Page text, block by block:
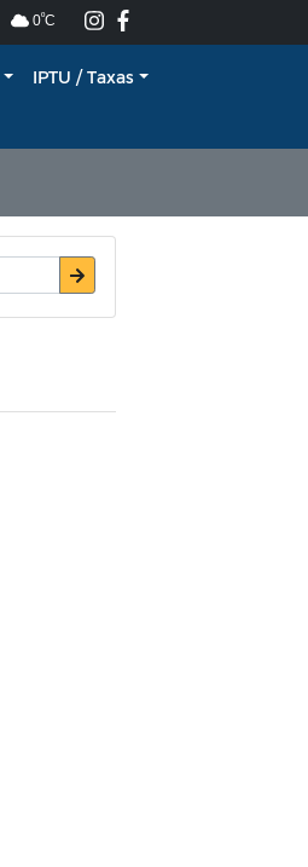
0ºC
IPTU / Taxas